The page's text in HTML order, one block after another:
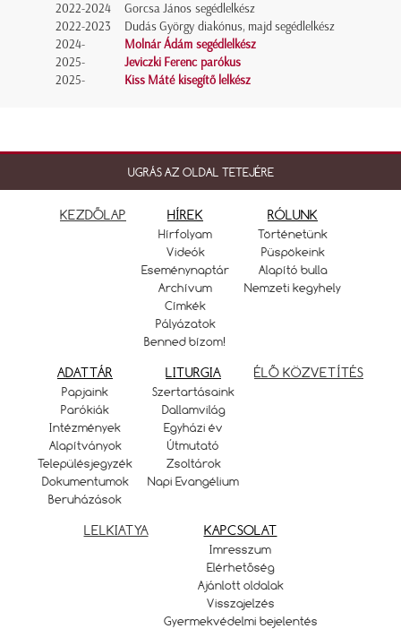
2022-2024
Gorcsa János segédlelkész
2022-2023
Dudás György diakónus, majd segédlelkész
2024-
Molnár Ádám segédlelkész
2025-
Jeviczki Ferenc parókus
2025-
Kiss Máté kisegítő lelkész
UGRÁS AZ OLDAL TETEJÉRE
KEZDŐLAP HÍREK
Hírfolyam
Videók
Eseménynaptár
Archívum
Címkék
Pályázatok
Benned bízom!
RÓLUNK
Történetünk
Püspökeink
Alapító bulla
Nemzeti kegyhely
ADATTÁR
Papjaink
Parókiák
Intézmények
Alapítványok
Településjegyzék
Dokumentumok
Beruházások
LITURGIA
Szertartásaink
Dallamvilág
Egyházi év
Útmutató
Zsoltárok
Napi Evangélium
ÉLŐ KÖZVETÍTÉS
LELKIATYA KAPCSOLAT
Imresszum
Elérhetőség
Ajánlott oldalak
Visszajelzés
Gyermekvédelmi bejelentés